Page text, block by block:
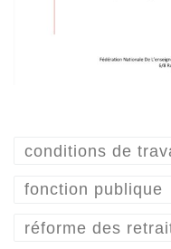
conditions de
fonction publique
réforme des